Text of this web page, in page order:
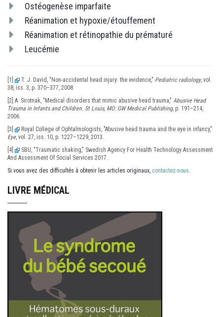
Ostéogenèse imparfaite
Réanimation et hypoxie/étouffement
Réanimation et rétinopathie du prématuré
Leucémie
[1] T. J. David, "Non-accidental head injury: the evidence," Pediatric radiology, vol.
38, iss. 3, p. 370–377, 2008.
[2] A. Sirotnak, "Medical disorders that mimic abusive head trauma," Abusive Head
Trauma in Infants and Children. St Louis, MO: GW Medical Publishing, p. 191–214,
2006.
[3]
Royal College of Ophtalmologists, "Abusive head trauma and the eye in infancy,"
Eye, vol. 27, iss. 10, p. 1227–1229, 2013.
[4]
SBU, "Traumatic shaking," Swedish Agency For Health Technology Assessment
And Assessment Of Social Services 2017.
Si vous avez des difficultés à obtenir les articles originaux, contactez-nous.
LIVRE MÉDICAL